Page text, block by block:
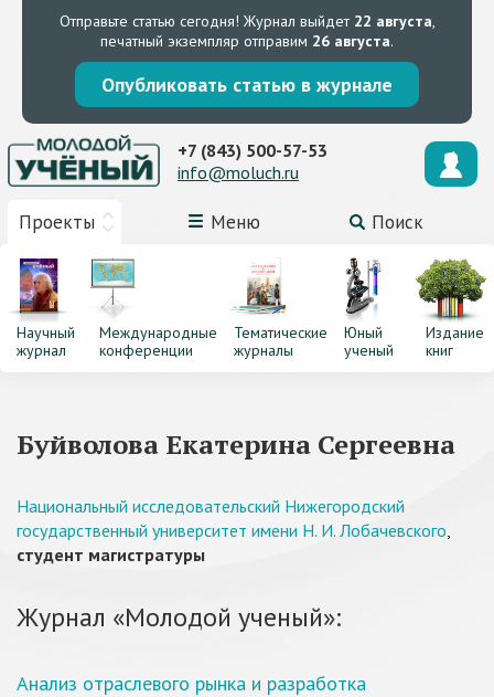
Отправьте статью сегодня! Журнал выйдет 22 августа,
печатный экземпляр отправим 26 августа.
Опубликовать статью в журнале
Проекты Меню Поиск
+7 (843) 500-57-53
info@moluch.ru
Научный
журнал
Международные
конференции
Тематические
журналы
Юный
ученый
Издание
книг
Буйволова Екатерина Сергеевна
Национальный исследовательский Нижегородский
государственный университет имени Н. И. Лобачевского,
студент магистратуры
Журнал «Молодой ученый»:
Анализ отраслевого рынка и разработка